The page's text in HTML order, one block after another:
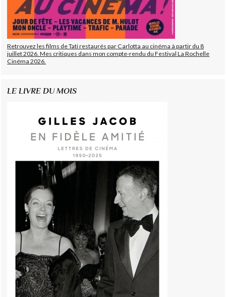
Retrouvez les films de Tati restaurés par Carlotta au cinéma à partir du 8
juillet 2026. Mes critiques dans mon compte-rendu du Festival La Rochelle
Cinéma 2026.
LE LIVRE DU MOIS